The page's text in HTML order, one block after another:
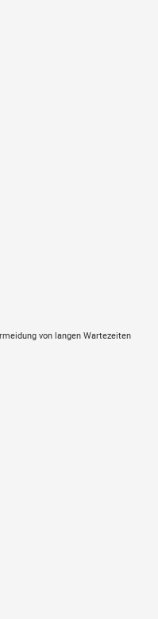
von langen Wartezeiten